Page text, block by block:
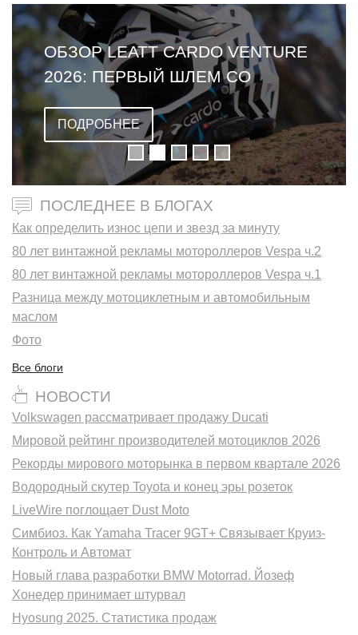
ОБЗОР LEATT CARDO VENTURE
2026: ПЕРВЫЙ ШЛЕМ СО
ВСТРОЕННОЙ ГАРНИТУРОЙ
ПОДРОБНЕЕ
ПОСЛЕДНЕЕ В БЛОГАХ
Как определить износ цепи и звезд за минуту
80 лет винтажной рекламы мотороллеров Vespa ч.2
80 лет винтажной рекламы мотороллеров Vespa ч.1
Разница между мотоциклетным и автомобильным
маслом
Фото
Все блоги
НОВОСТИ
Volkswagen рассматривает продажу Ducati
Мировой рейтинг производителей мотоциклов 2026
Рекорды мирового моторынка в первом квартале 2026
Водородный скутер Toyota и конец эры розеток
LiveWire поглощает Dust Moto
Симбиоз. Как Yamaha Tracer 9GT+ Связывает Круиз-
Контроль и Автомат
Новый глава разработки BMW Motorrad. Йозеф
Хонедер принимает штурвал
Hyosung 2025. Статистика продаж